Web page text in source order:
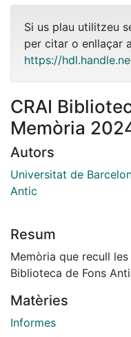
Si us plau utilitzeu
per citar o enllaçar
https://
CRAI
Memòria
Autors
Universitat de
Antic
Resum
Memòria que recull
Biblioteca de Fons
Matèries
Informes